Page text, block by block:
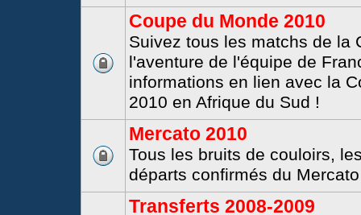
Coupe du Monde 2010
Suivez tous les matchs de la
l'aventure de l'équipe de
informations en lien avec la
2010 en Afrique du Sud !
Mercato 2010
Tous les bruits de couloirs,
départs confirmés du
Transferts 2008-2009